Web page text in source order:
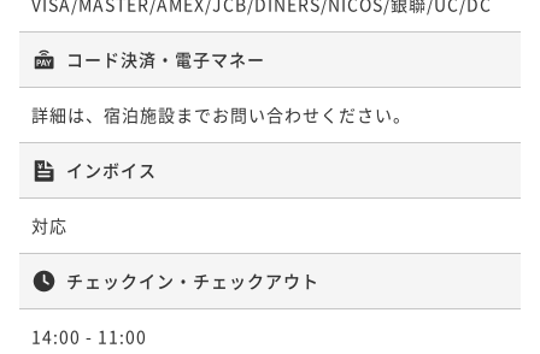
コード決済・電子マネー
詳細は、宿泊施設までお問い合わせください。
インボイス
対応
チェックイン・チェックアウト
14:00 - 11:00